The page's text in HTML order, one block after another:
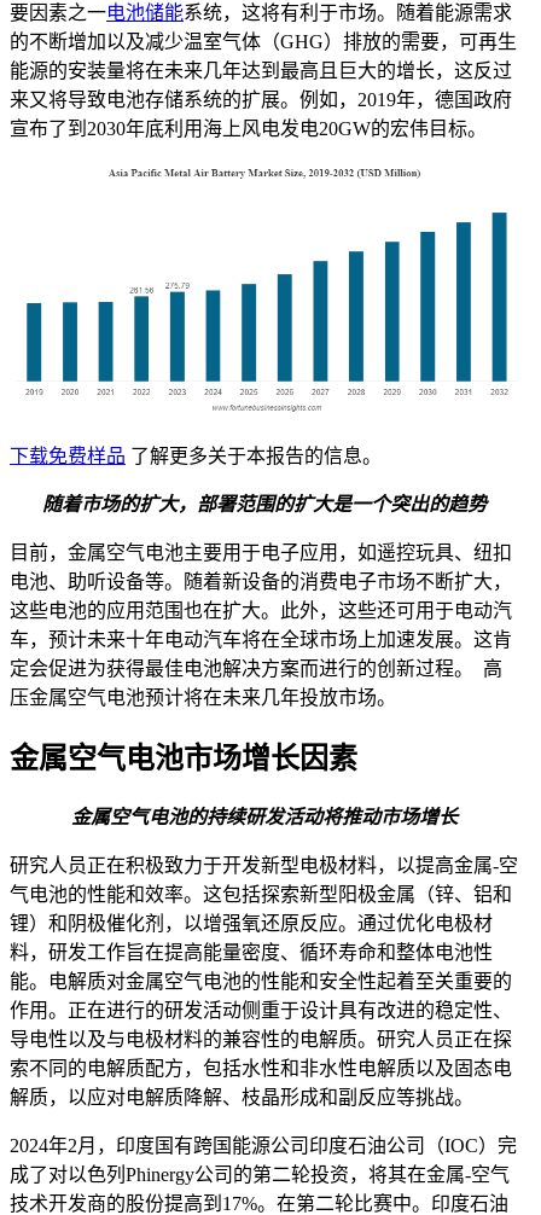
要因素之一电池储能系统，这将有利于市场。随着能源需求
的不断增加以及减少温室气体（GHG）排放的需要，可再生
能源的安装量将在未来几年达到最高且巨大的增长，这反过
来又将导致电池存储系统的扩展。例如，2019年，德国政府
宣布了到2030年底利用海上风电发电20GW的宏伟目标。
下载免费样品 了解更多关于本报告的信息。
随着市场的扩大，部署范围的扩大是一个突出的趋势
目前，金属空气电池主要用于电子应用，如遥控玩具、纽扣
电池、助听设备等。随着新设备的消费电子市场不断扩大，
这些电池的应用范围也在扩大。此外，这些还可用于电动汽
车，预计未来十年电动汽车将在全球市场上加速发展。这肯
定会促进为获得最佳电池解决方案而进行的创新过程。 高
压金属空气电池预计将在未来几年投放市场。
金属空气电池市场增长因素
金属空气电池的持续研发活动将推动市场增长
研究人员正在积极致力于开发新型电极材料，以提高金属-空
气电池的性能和效率。这包括探索新型阳极金属（锌、铝和
锂）和阴极催化剂，以增强氧还原反应。通过优化电极材
料，研发工作旨在提高能量密度、循环寿命和整体电池性
能。电解质对金属空气电池的性能和安全性起着至关重要的
作用。正在进行的研发活动侧重于设计具有改进的稳定性、
导电性以及与电极材料的兼容性的电解质。研究人员正在探
索不同的电解质配方，包括水性和非水性电解质以及固态电
解质，以应对电解质降解、枝晶形成和副反应等挑战。
2024年2月，印度国有跨国能源公司印度石油公司（IOC）完
成了对以色列Phinergy公司的第二轮投资，将其在金属-空气
技术开发商的股份提高到17%。在第二轮比赛中。印度石油